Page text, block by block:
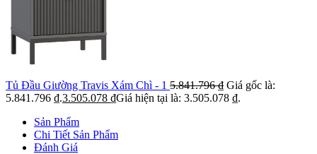
Tủ Đầu Giường Travis Xám Chì - 1 5.841.796₫ Giá gốc là:
5.841.796 ₫.3.505.078 ₫Giá hiện tại là: 3.505.078 ₫.
Sản Phẩm
Chi Tiết Sản Phẩm
Đánh Giá